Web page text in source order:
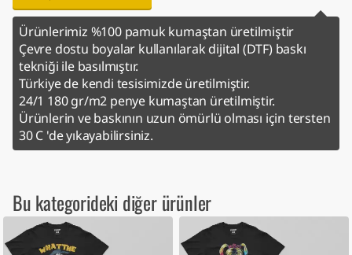
Ürünlerimiz %100 pamuk kumaştan üretilmiştir
Çevre dostu boyalar kullanılarak dijital (DTF) baskı
tekniği ile basılmıştır.
Türkiye de kendi tesisimizde üretilmiştir.
24/1 180 gr/m2 penye kumaştan üretilmiştir.
Ürünlerin ve baskının uzun ömürlü olması için tersten
30 C 'de yıkayabilirsiniz.
Bu kategorideki diğer ürünler